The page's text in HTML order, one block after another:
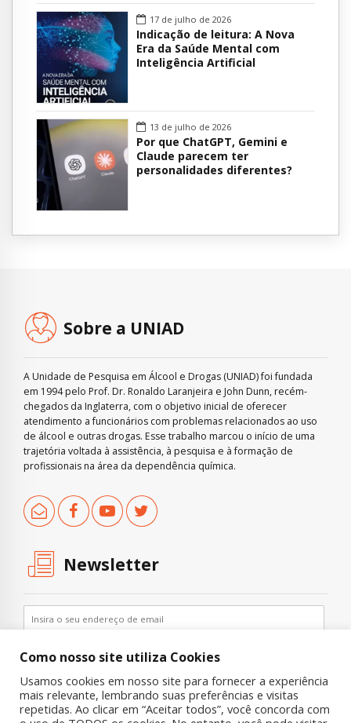
17 de julho de 2026
Indicação de leitura: A Nova
Era da Saúde Mental com
Inteligência Artificial
13 de julho de 2026
Por que ChatGPT, Gemini e
Claude parecem ter
personalidades diferentes?
Sobre a UNIAD
A Unidade de Pesquisa em Álcool e Drogas (UNIAD) foi fundada
em 1994 pelo Prof. Dr. Ronaldo Laranjeira e John Dunn, recém-
chegados da Inglaterra, com o objetivo inicial de oferecer
atendimento a funcionários com problemas relacionados ao uso
de álcool e outras drogas. Esse trabalho marcou o início de uma
trajetória voltada à assistência, à pesquisa e à formação de
profissionais na área da dependência química.
Newsletter
Como nosso site utiliza Cookies
Usamos cookies em nosso site para fornecer a experiência
mais relevante, lembrando suas preferências e visitas
repetidas. Ao clicar em “Aceitar todos”, você concorda com